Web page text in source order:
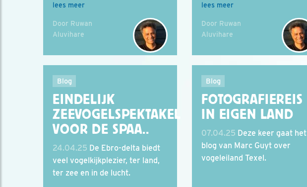
lees meer
Door Ruwan
Aluvihare
lees meer
Door Ruwan
Aluvihare
Blog
EINDELIJK
ZEEVOGELSPEKTAKEL
VOOR DE SPAA..
24.04.25 De Ebro-delta biedt
veel vogelkijkplezier, ter land,
ter zee en in de lucht.
Blog
FOTOGRAFIEREIS
IN EIGEN LAND
07.04.25 Deze keer gaat het
blog van Marc Guyt over
vogeleiland Texel.